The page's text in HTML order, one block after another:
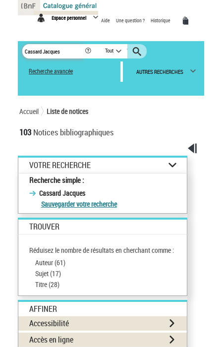
Espace personnel Aide Une question ? Historique
Tout
Recherche avancée AUTRES RECHERCHES
Accueil Liste de notices
103 Notices bibliographiques
VOTRE RECHERCHE
Recherche simple :
Cassard Jacques
Sauvegarder votre recherche
TROUVER
Réduisez le nombre de résultats en cherchant comme :
Auteur (61)
Sujet (17)
Titre (28)
AFFINER
Accessibilité
Accès en ligne
Panneau de gestion des cookies